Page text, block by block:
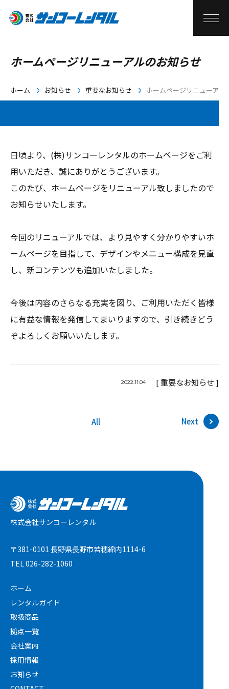
ホームページリニューアルのお知らせ
ホーム お知らせ 重要なお知らせ ホームページリニューアル
日頃より、(株)サンコーレンタルのホームページをご利
用いただき、誠にありがとうございます。
このたび、ホームページをリニューアル致しましたので
お知らせいたします。
今回のリニューアルでは、より見やすく分かりやすいホ
ームページを目指して、デザインやメニュー構成を見直
し、新コンテンツも追加いたしました。
今後は内容のさらなる充実を図り、ご利用いただく皆様
に有益な情報を発信してまいりますので、引き続きどう
ぞよろしくお願いいたします。
2022.11.04 [ 重要なお知らせ ]
All Next
株式会社サンコーレンタル
〒381-0101 長野県長野市若穂綿内1114-6
TEL026-282-1060
ホーム
レンタルガイド
取扱商品
拠点一覧
会社案内
採用情報
お知らせ